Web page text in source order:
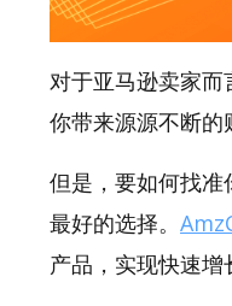
对于亚马逊卖家
你带来源源不断的
但是，要如何找准
最好的选择。
产品，实现快速增